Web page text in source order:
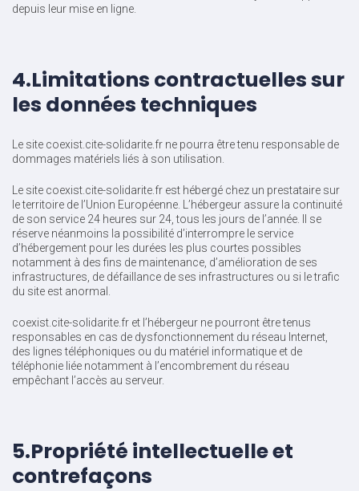
depuis leur mise en ligne.
4.Limitations contractuelles sur
les données techniques
Le site coexist.cite-solidarite.fr ne pourra être tenu responsable de
dommages matériels liés à son utilisation.
Le site coexist.cite-solidarite.fr est hébergé chez un prestataire sur
le territoire de l’Union Européenne. L’hébergeur assure la continuité
de son service 24 heures sur 24, tous les jours de l’année. Il se
réserve néanmoins la possibilité d’interrompre le service
d’hébergement pour les durées les plus courtes possibles
notamment à des fins de maintenance, d’amélioration de ses
infrastructures, de défaillance de ses infrastructures ou si le trafic
du site est anormal.
coexist.cite-solidarite.fr et l’hébergeur ne pourront être tenus
responsables en cas de dysfonctionnement du réseau Internet,
des lignes téléphoniques ou du matériel informatique et de
téléphonie liée notamment à l’encombrement du réseau
empêchant l’accès au serveur.
5.Propriété intellectuelle et
contrefaçons